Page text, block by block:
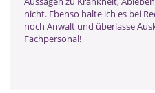
nicht. Ebenso halte ich es bei
noch Anwalt und überlasse
Fachpersonal!